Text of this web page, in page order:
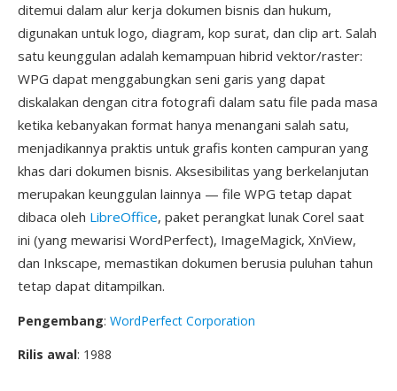
ditemui dalam alur kerja dokumen bisnis dan hukum,
digunakan untuk logo, diagram, kop surat, dan clip art. Salah
satu keunggulan adalah kemampuan hibrid vektor/raster:
WPG dapat menggabungkan seni garis yang dapat
diskalakan dengan citra fotografi dalam satu file pada masa
ketika kebanyakan format hanya menangani salah satu,
menjadikannya praktis untuk grafis konten campuran yang
khas dari dokumen bisnis. Aksesibilitas yang berkelanjutan
merupakan keunggulan lainnya — file WPG tetap dapat
dibaca oleh LibreOffice, paket perangkat lunak Corel saat
ini (yang mewarisi WordPerfect), ImageMagick, XnView,
dan Inkscape, memastikan dokumen berusia puluhan tahun
tetap dapat ditampilkan.
Pengembang: WordPerfect Corporation
Rilis awal: 1988